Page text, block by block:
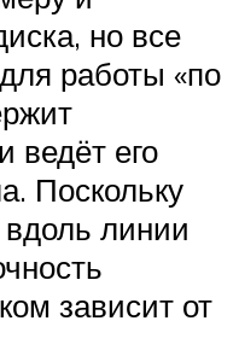
но все
работы «по
ведёт его
Поскольку
линии
зависит от